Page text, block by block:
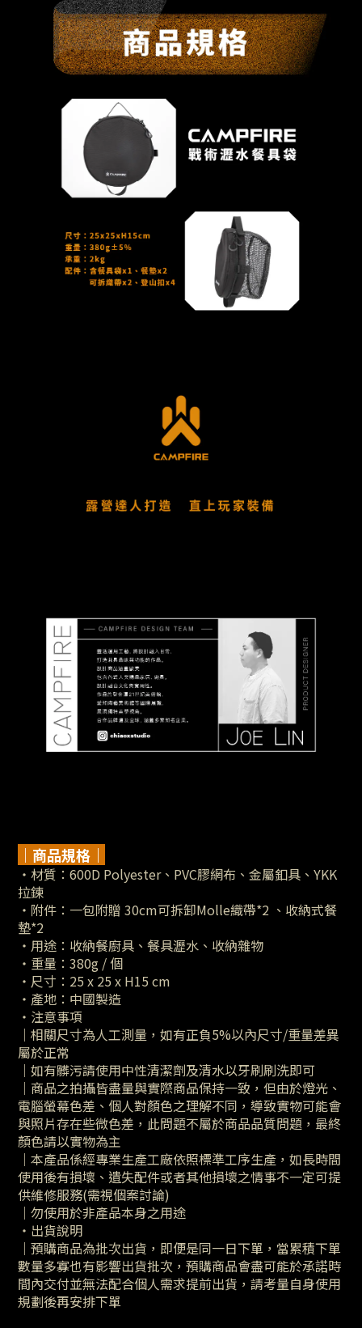
｜商品規格｜
・材質：600D Polyester、PVC膠網布、金屬釦具、YKK
拉鍊
・附件：一包附贈 30cm可拆卸Molle織帶*2 、收納式餐
墊*2
・用途：收納餐廚具、餐具瀝水、收納雜物
・重量：380g / 個
・尺寸：25 x 25 x H15 cm
・產地： 中國製造
・注意事項
｜相關尺寸為人工測量，如有正負5%以內尺寸/重量差異
屬於正常
｜如有髒污請使用中性清潔劑及清水以牙刷刷洗即可
｜ 商品之拍攝皆盡量與實際商品保持一致，但由於燈光、
電腦螢幕色差、個人對顏色之理解不同，導致實物可能會
與照片存在些微色差，此問題不屬於商品品質問題，最終
顏色請以實物為主
｜本產品係經專業生產工廠依照標準工序生產，如長時間
使用後有損壞、遺失配件或者其他損壞之情事不一定可提
供維修服務(需視個案討論)
｜勿使用於非產品本身之用途
・出貨說明
｜預購商品為批次出貨，即便是同一日下單，當累積下單
數量多寡也有影響出貨批次，預購商品會盡可能於承諾時
間內交付並無法配合個人需求提前出貨，請考量自身使用
規劃後再安排下單